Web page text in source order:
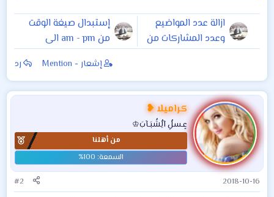
ازالة عدد المواضيع
وعدد المشاركات من
رئيسية المنتدى
إستبدال صيغة الوقت
من am - pm الى
صباحا - مساء لنسخ
الجيل الرابع
إشعار - Mention رد
كراميلا ❥
عٍـسلُِ آلُِشُبَـآبَ♔
من أهلنا
2018-10-16
#2